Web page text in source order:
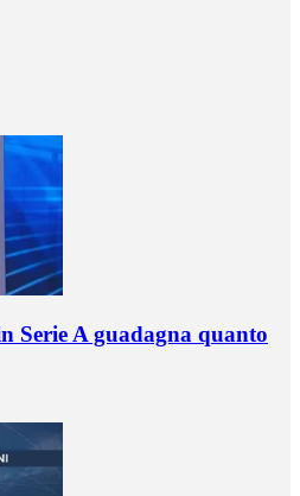
Serie A guadagna quanto